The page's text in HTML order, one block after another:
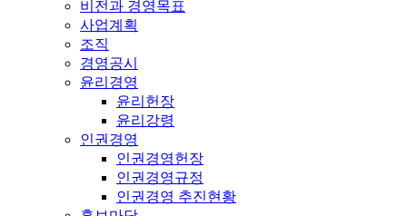
비전과 경영목표
사업계획
조직
경영공시
윤리경영
윤리헌장
윤리강령
인권경영
인권경영헌장
인권경영규정
인권경영 추진현황